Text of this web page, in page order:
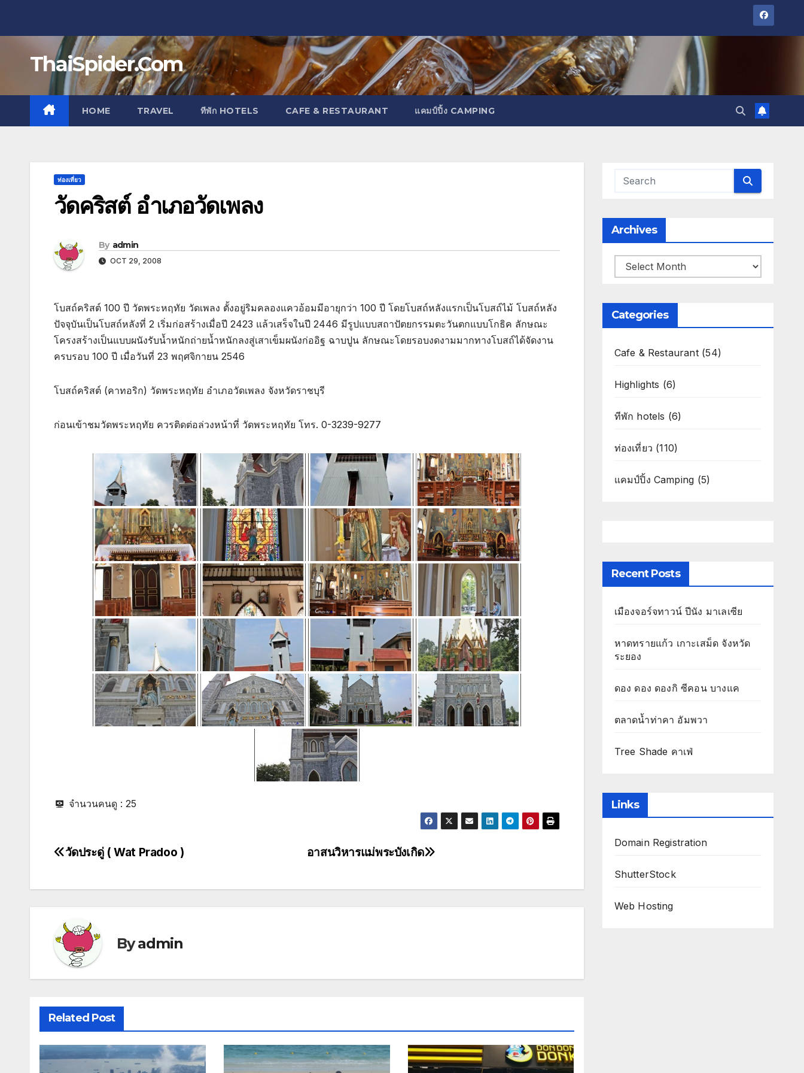
ThaiSpider.Com
HOME TRAVEL ทีพัก HOTELS CAFE & RESTAURANT แคมป์ปิ้ง CAMPING
ท่องเที่ยว
วัดคริสต์ อำเภอวัดเพลง
By admin
OCT 29, 2008
โบสถ์คริสต์ 100 ปี วัดพระหฤทัย วัดเพลง ตั้งอยู่ริมคลองแควอ้อมมีอายุกว่า 100 ปี โดยโบสถ์หลังแรกเป็นโบสถ์ไม้ โบสถ์หลัง
ปัจจุบันเป็นโบสถ์หลังที่ 2 เริ่มก่อสร้างเมื่อปี 2423 แล้วเสร็จในปี 2446 มีรูปแบบสถาปัตยกรรมตะวันตกแบบโกธิค ลักษณะ
โครงสร้างเป็นแบบผนังรับน้ำหนักถ่ายน้ำหนักลงสู่เสาเข็มผนังก่ออิฐ ฉาบปูน ลักษณะโดยรอบงดงามมากทางโบสถ์ได้จัดงาน
ครบรอบ 100 ปี เมื่อวันที่ 23 พฤศจิกายน 2546
โบสถ์คริสต์ (คาทอริก) วัดพระหฤทัย อำเภอวัดเพลง จังหวัดราชบุรี
ก่อนเข้าชมวัดพระหฤทัย ควรติดต่อล่วงหน้าที่ วัดพระหฤทัย โทร. 0-3239-9277
จำนวนคนดู : 25
Post
อาสนวิหารแม่พระบังเกิด
วัดประดู่ ( Wat Pradoo )
Byadmin
Related Post
Archives
Archives
Categories
Cafe & Restaurant(54)
Highlights (6)
ทีพัก hotels (6)
ท่องเที่ยว (110)
แคมป์ปิ้ง Camping (5)
Recent Posts
เมืองจอร์จทาวน์ ปีนัง มาเลเซีย
หาดทรายแก้ว เกาะเสม็ด จังหวัด
ระยอง
ดอง ดอง ดองกิ ซีคอน บางแค
ตลาดน้ำท่าคา อัมพวา
Tree Shade คาเฟ่
Links
Domain Registration
ShutterStock
Web Hosting